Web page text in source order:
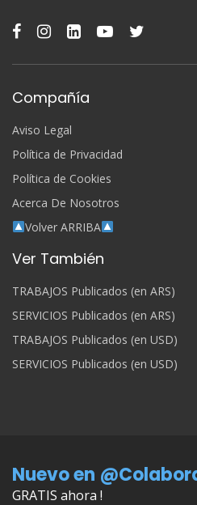
Compañía
Aviso Legal
Política de Privacidad
Política de Cookies
Acerca De Nosotros
Volver ARRIBA
Ver También
TRABAJOS Publicados (en ARS)
SERVICIOS Publicados (en ARS)
TRABAJOS Publicados (en USD)
SERVICIOS Publicados (en USD)
Nuevo en
GRATIS ahora !